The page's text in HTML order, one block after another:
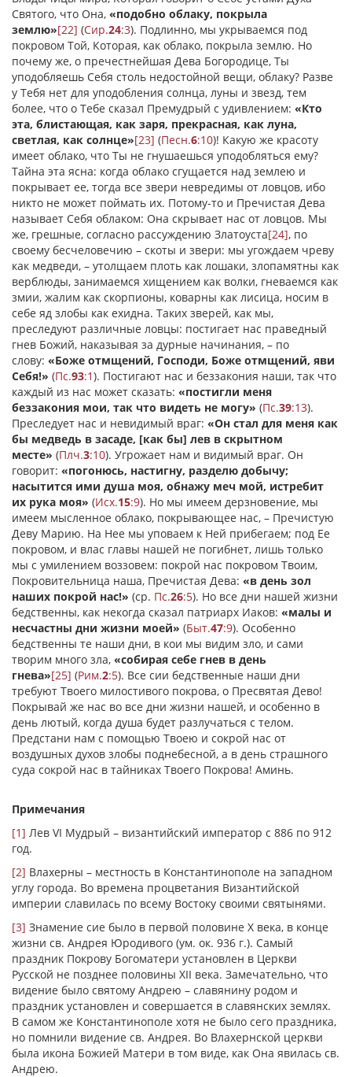
Святого, что Она, «подобно облаку, покрыла
землю»[22] (Сир.24:3). Подлинно, мы укрываемся под
покровом Той, Которая, как облако, покрыла землю. Но
почему же, о пречестнейшая Дева Богородице, Ты
уподобляешь Себя столь недостойной вещи, облаку? Разве
у Тебя нет для уподобления солнца, луны и звезд, тем
более, что о Тебе сказал Премудрый с удивлением: «Кто
эта, блистающая, как заря, прекрасная, как луна,
светлая, как солнце»[23] (Песн.6:10)! Какую же красоту
имеет облако, что Ты не гнушаешься уподобляться ему?
Тайна эта ясна: когда облако сгущается над землею и
покрывает ее, тогда все звери невредимы от ловцов, ибо
никто не может поймать их. Потому-то и Пречистая Дева
называет Себя облаком: Она скрывает нас от ловцов. Мы
же, грешные, согласно рассуждению Златоуста[24], по
своему бесчеловечию – скоты и звери: мы угождаем чреву
как медведи, – утолщаем плоть как лошаки, злопамятны как
верблюды, занимаемся хищением как волки, гневаемся как
змии, жалим как скорпионы, коварны как лисица, носим в
себе яд злобы как ехидна. Таких зверей, как мы,
преследуют различные ловцы: постигает нас праведный
гнев Божий, наказывая за дурные начинания, – по
слову: «Боже отмщений, Господи, Боже отмщений, яви
Себя!» (Пс.93:1). Постигают нас и беззакония наши, так что
каждый из нас может сказать: «постигли меня
беззакония мои, так что видеть не могу» (Пс.39:13).
Преследует нас и невидимый враг: «Он стал для меня как
бы медведь в засаде, [как бы] лев в скрытном
месте» (Плч.3:10). Угрожает нам и видимый враг. Он
говорит: «погонюсь, настигну, разделю добычу;
насытится ими душа моя, обнажу меч мой, истребит
их рука моя» (Исх.15:9). Но мы имеем дерзновение, мы
имеем мысленное облако, покрывающее нас, – Пречистую
Деву Марию. На Нее мы уповаем к Ней прибегаем; под Ее
покровом, и влас главы нашей не погибнет, лишь только
мы с умилением воззовем: покрой нас покровом Твоим,
Покровительница наша, Пречистая Дева: «в день зол
наших покрой нас!» (ср. Пс.26:5). Но все дни нашей жизни
бедственны, как некогда сказал патриарх Иаков: «малы и
несчастны дни жизни моей» (Быт.47:9). Особенно
бедственны те наши дни, в кои мы видим зло, и сами
творим много зла, «собирая себе гнев в день
гнева»[25] (Рим.2:5). Все сии бедственные наши дни
требуют Твоего милостивого покрова, о Пресвятая Дево!
Покрывай же нас во все дни жизни нашей, и особенно в
день лютый, когда душа будет разлучаться с телом.
Предстани нам с помощью Твоею и сокрой нас от
воздушных духов злобы поднебесной, а в день страшного
суда сокрой нас в тайниках Твоего Покрова! Аминь.
Примечания
[1] Лев VI Мудрый – византийский император с 886 по 912
год.
[2] Влахерны – местность в Константинополе на западном
углу города. Во времена процветания Византийской
империи славилась по всему Востоку своими святынями.
[3] Знамение сие было в первой половине X века, в конце
жизни св. Андрея Юродивого (ум. ок. 936 г.). Самый
праздник Покрову Богоматери установлен в Церкви
Русской не позднее половины XII века. Замечательно, что
видение было святому Андрею – славянину родом и
праздник установлен и совершается в славянских землях.
В самом же Константинополе хотя не было сего праздника,
но помнили видение св. Андрея. Во Влахернской церкви
была икона Божией Матери в том виде, как Она явилась св.
Андрею.